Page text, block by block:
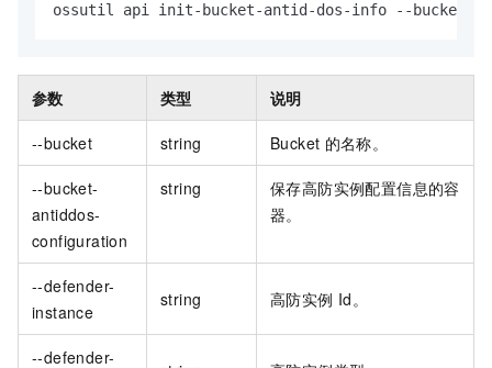
ossutil api init-bucket-antid-dos-info --bucket
参数 类型 说明
--bucket string Bucket 的名称。
--bucket-
antiddos-
configuration
string
保存高防实例配置信息的容
器。
--defender-
instance
string 高防实例 Id。
--defender-